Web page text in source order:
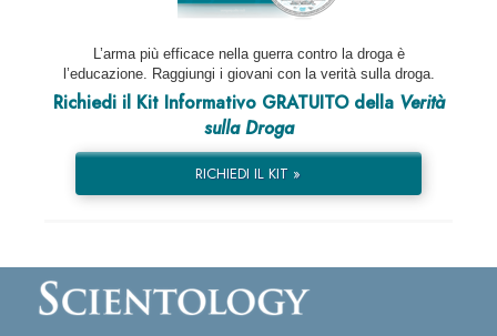
L’arma più efficace nella guerra contro la droga è
l’educazione. Raggiungi i giovani con la verità sulla droga.
Richiedi il Kit Informativo GRATUITO della Verità
sulla Droga
RICHIEDI IL KIT »